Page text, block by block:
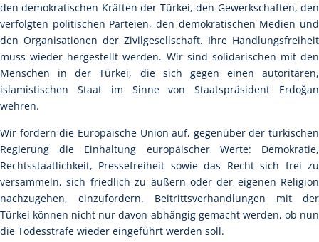
den demokratischen Kräften der Türkei, den Gewerkschaften, den
verfolgten politischen Parteien, den demokratischen Medien und
den Organisationen der Zivilgesellschaft. Ihre Handlungsfreiheit
muss wieder hergestellt werden. Wir sind solidarischen mit den
Menschen in der Türkei, die sich gegen einen autoritären,
islamistischen Staat im Sinne von Staatspräsident Erdoğan
wehren.
Wir fordern die Europäische Union auf, gegenüber der türkischen
Regierung die Einhaltung europäischer Werte: Demokratie,
Rechtsstaatlichkeit, Pressefreiheit sowie das Recht sich frei zu
versammeln, sich friedlich zu äußern oder der eigenen Religion
nachzugehen, einzufordern. Beitrittsverhandlungen mit der
Türkei können nicht nur davon abhängig gemacht werden, ob nun
die Todesstrafe wieder eingeführt werden soll.